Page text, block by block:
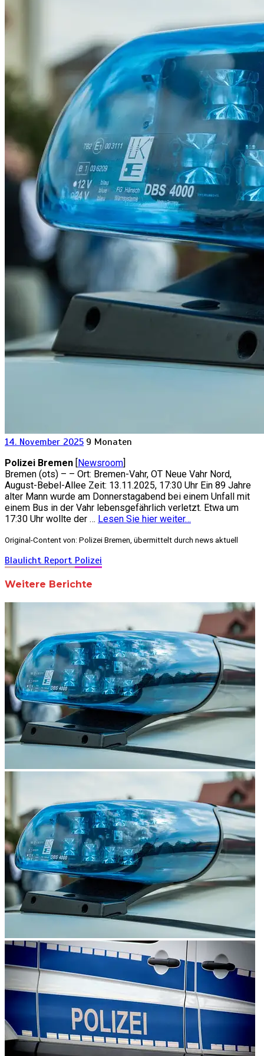
14. November 2025 9 Monaten
Polizei Bremen [Newsroom]
Bremen (ots) – – Ort: Bremen-Vahr, OT Neue Vahr Nord,
August-Bebel-Allee Zeit: 13.11.2025, 17:30 Uhr Ein 89 Jahre
alter Mann wurde am Donnerstagabend bei einem Unfall mit
einem Bus in der Vahr lebensgefährlich verletzt. Etwa um
17:30 Uhr wollte der … Lesen Sie hier weiter…
Original-Content von: Polizei Bremen, übermittelt durch news aktuell
Blaulicht Report Polizei
Weitere Berichte